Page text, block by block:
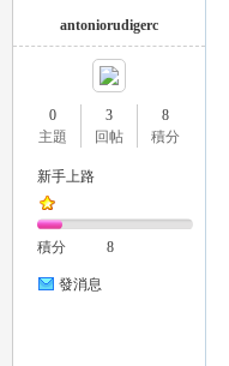
antoniorudigerc
0
主題
3
回帖
8
積分
新手上路
積分 8
發消息